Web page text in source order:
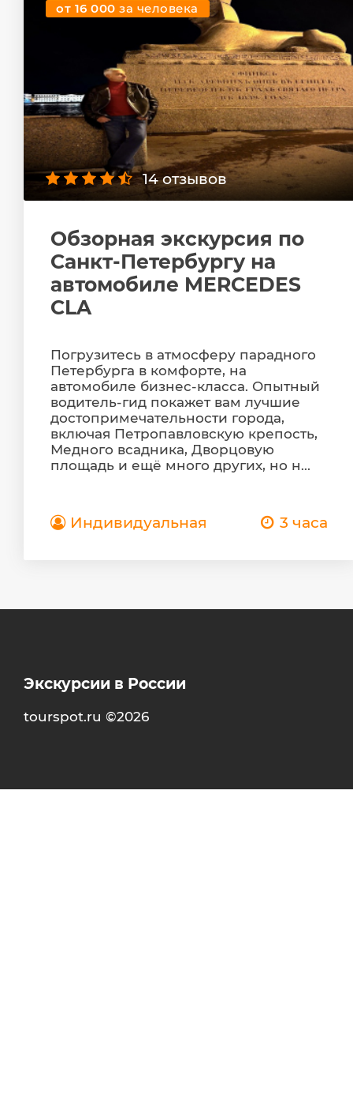
от 16 000за человека
14 отзывов
Обзорная экскурсия по
Санкт-Петербургу на
автомобиле MERCEDES
CLA
Погрузитесь в атмосферу парадного
Петербурга в комфорте, на
автомобиле бизнес-класса. Опытный
водитель-гид покажет вам лучшие
достопримечательности города,
включая Петропавловскую крепость,
Медного всадника, Дворцовую
площадь и ещё много других, но н...
Индивидуальная 3 часа
Экскурсии в России
tourspot.ru ©2026